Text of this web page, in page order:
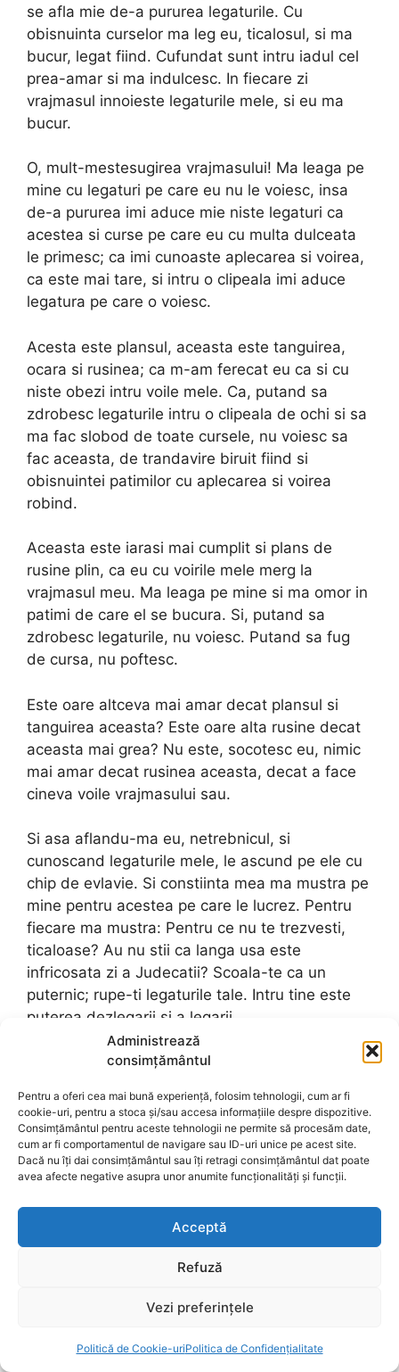
Administrează
consimțământul
Pentru a oferi cea mai bună experiență, folosim tehnologii, cum ar fi
cookie-uri, pentru a stoca și/sau accesa informațiile despre dispozitive.
Consimțământul pentru aceste tehnologii ne permite să procesăm date,
cum ar fi comportamentul de navigare sau ID-uri unice pe acest site.
Dacă nu îți dai consimțământul sau îți retragi consimțământul dat poate
avea afecte negative asupra unor anumite funcționalități și funcții.
Acceptă
Refuză
Vezi preferințele
Politică de Cookie-uriPolitica de Confidențialitate
se afla mie de-a pururea legaturile. Cu
obisnuinta curselor ma leg eu, ticalosul, si ma
bucur, legat fiind. Cufundat sunt intru iadul cel
prea-amar si ma indulcesc. In fiecare zi
vrajmasul innoieste legaturile mele, si eu ma
bucur.
O, mult-mestesugirea vrajmasului! Ma leaga pe
mine cu legaturi pe care eu nu le voiesc, insa
de-a pururea imi aduce mie niste legaturi ca
acestea si curse pe care eu cu multa dulceata
le primesc; ca imi cunoaste aplecarea si voirea,
ca este mai tare, si intru o clipeala imi aduce
legatura pe care o voiesc.
Acesta este plansul, aceasta este tanguirea,
ocara si rusinea; ca m-am ferecat eu ca si cu
niste obezi intru voile mele. Ca, putand sa
zdrobesc legaturile intru o clipeala de ochi si sa
ma fac slobod de toate cursele, nu voiesc sa
fac aceasta, de trandavire biruit fiind si
obisnuintei patimilor cu aplecarea si voirea
robind.
Aceasta este iarasi mai cumplit si plans de
rusine plin, ca eu cu voirile mele merg la
vrajmasul meu. Ma leaga pe mine si ma omor in
patimi de care el se bucura. Si, putand sa
zdrobesc legaturile, nu voiesc. Putand sa fug
de cursa, nu poftesc.
Este oare altceva mai amar decat plansul si
tanguirea aceasta? Este oare alta rusine decat
aceasta mai grea? Nu este, socotesc eu, nimic
mai amar decat rusinea aceasta, decat a face
cineva voile vrajmasului sau.
Si asa aflandu-ma eu, netrebnicul, si
cunoscand legaturile mele, le ascund pe ele cu
chip de evlavie. Si constiinta mea ma mustra pe
mine pentru acestea pe care le lucrez. Pentru
fiecare ma mustra: Pentru ce nu te trezvesti,
ticaloase? Au nu stii ca langa usa este
infricosata zi a Judecatii? Scoala-te ca un
puternic; rupe-ti legaturile tale. Intru tine este
puterea dezlegarii si a legarii.
Cu aceasta de-a pururea ma mustra pe mine
curselor sa ma izbavesc. Ma tanguiesc si suspin
pentru acestea in fiecare zi, si intru insesi
patimile ma aflu legat. Ticait si ticalos sunt eu,
nesporit intru lucrul cel bun al vietii mele,
inaintea privitorilor mei, iar sufletul s-a ferecat
afara ma fac evlavios cu sarguinta, si din